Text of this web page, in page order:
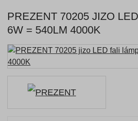
PREZENT 70205 JIZO
6W = 540LM 4000K